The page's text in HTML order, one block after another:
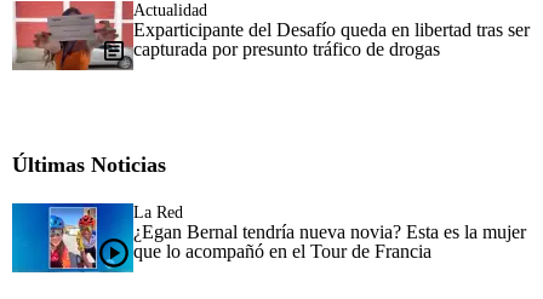
Actualidad
Exparticipante del Desafío queda en libertad tras ser
capturada por presunto tráfico de drogas
Últimas Noticias
La Red
¿Egan Bernal tendría nueva novia? Esta es la mujer
que lo acompañó en el Tour de Francia